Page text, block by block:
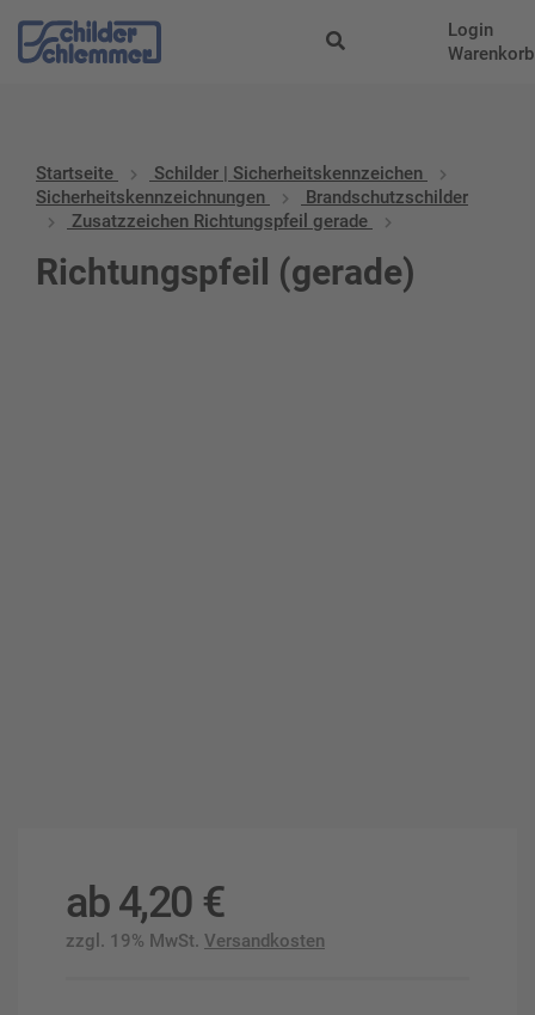
Login
Warenkorb
Startseite
Schilder | Sicherheitskennzeichen
Sicherheitskennzeichnungen
Brandschutzschilder
Zusatzzeichen Richtungspfeil gerade
Richtungspfeil (gerade)
ab4,20 €
zzgl. 19% MwSt. Versandkosten